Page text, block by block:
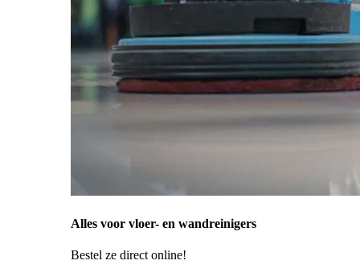
Alles voor vloer- en wandreinigers
Bestel ze direct online!